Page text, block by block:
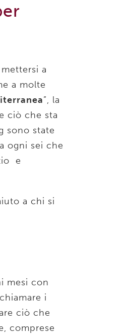
a
a molte
”, la
ciò che sta
sono state
ogni sei che
e
a chi si
mesi con
i
ciò che
comprese